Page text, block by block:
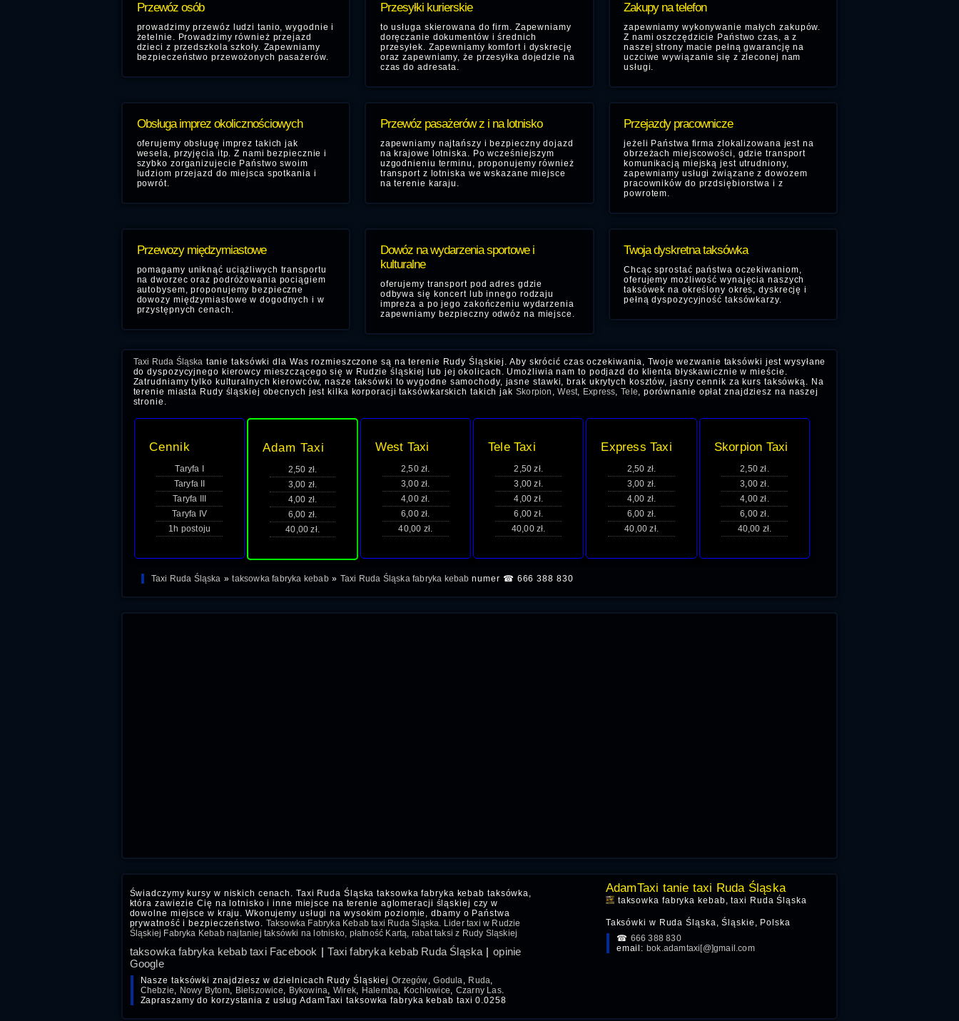
Przewóz osób
prowadzimy przewóz ludzi tanio, wygodnie i
żetelnie. Prowadzimy również przejazd
dzieci z przedszkola szkoły. Zapewniamy
bezpieczeństwo przewożonych pasażerów.
Przesyłki kurierskie
to usługa skierowana do firm. Zapewniamy
doręczanie dokumentów i średnich
przesyłek. Zapewniamy komfort i dyskrecję
oraz zapewniamy, że przesyłka dojedzie na
czas do adresata.
Zakupy na telefon
zapewniamy wykonywanie małych zakupów.
Z nami oszczędzicie Państwo czas, a z
naszej strony macie pełną gwarancję na
uczciwe wywiązanie się z zleconej nam
usługi.
Obsługa imprez okolicznościowych
oferujemy obsługę imprez takich jak
wesela, przyjęcia itp. Z nami bezpiecznie i
szybko zorganizujecie Państwo swoim
ludziom przejazd do miejsca spotkania i
powrót.
Przewóz pasażerów z i na lotnisko
zapewniamy najtańszy i bezpieczny dojazd
na krajowe lotniska. Po wcześniejszym
uzgodnieniu terminu, proponujemy również
transport z lotniska we wskazane miejsce
na terenie karaju.
Przejazdy pracownicze
jeżeli Państwa firma zlokalizowana jest na
obrzeżach miejscowości, gdzie transport
komunikacją miejską jest utrudniony,
zapewniamy usługi związane z dowozem
pracowników do przdsiębiorstwa i z
powrotem.
Przewozy międzymiastowe
pomagamy uniknąć uciążliwych transportu
na dworzec oraz podróżowania pociągiem
autobysem, proponujemy bezpieczne
dowozy międzymiastowe w dogodnych i w
przystępnych cenach.
Dowóz na wydarzenia sportowe i
kulturalne
oferujemy transport pod adres gdzie
odbywa się koncert lub innego rodzaju
impreza a po jego zakończeniu wydarzenia
zapewniamy bezpieczny odwóz na miejsce.
Twoja dyskretna taksówka
Chcąc sprostać państwa oczekiwaniom,
oferujemy możliwość wynajęcia naszych
taksówek na określony okres, dyskrecję i
pełną dyspozycyjność taksówkarzy.
Taxi Ruda Śląska tanie taksówki dla Was rozmieszczone są na terenie Rudy Śląskiej. Aby skrócić czas oczekiwania, Twoje wezwanie taksówki jest wysyłane
do dyspozycyjnego kierowcy mieszczącego się w Rudzie śląskiej lub jej okolicach. Umożliwia nam to podjazd do klienta błyskawicznie w mieście.
Zatrudniamy tylko kulturalnych kierowców, nasze taksówki to wygodne samochody, jasne stawki, brak ukrytych kosztów, jasny cennik za kurs taksówką. Na
terenie miasta Rudy śląskiej obecnych jest kilka korporacji taksówkarskich takich jak Skorpion ,West, Express,Tele, porównanie opłat znajdziesz na naszej
stronie.
Cennik
Taryfa I
Taryfa II
Taryfa III
Taryfa IV
1h postoju
Adam Taxi
2,50 zł.
3,00 zł.
4,00 zł.
6,00 zł.
40,00 zł.
West Taxi
2,50 zł.
3,00 zł.
4,00 zł.
6,00 zł.
40,00 zł.
Tele Taxi
2,50 zł.
3,00 zł.
4,00 zł.
6,00 zł.
40,00 zł.
Express Taxi
2,50 zł.
3,00 zł.
4,00 zł.
6,00 zł.
40,00 zł.
Skorpion Taxi
2,50 zł.
3,00 zł.
4,00 zł.
6,00 zł.
40,00 zł.
Taxi Ruda Śląska »taksowka fabryka kebab» Taxi Ruda Śląska fabryka kebab numer ☎ 666 388 830
Świadczymy kursy w niskich cenach. Taxi Ruda Śląska taksowka fabryka kebab taksówka,
która zawiezie Cię na lotnisko i inne miejsce na terenie aglomeracji śląskiej czy w
dowolne miejsce w kraju. Wkonujemy usługi na wysokim poziomie, dbamy o Państwa
prywatność i bezpieczeństwo. Taksowka Fabryka Kebab taxi Ruda Śląska. Lider taxi w Rudzie
Śląskiej Fabryka Kebab najtaniej taksówki na lotnisko, płatność Kartą, rabat taksi z Rudy Sląskiej
taksowka fabryka kebab taxi Facebook |Taxi fabryka kebab Ruda Śląska |opinie
Google
Nasze taksówki znajdziesz w dzielnicach Rudy ŚląskiejOrzegów,Godula, Ruda,
Chebzie, Nowy Bytom, Bielszowice, Bykowina, Wirek, Halemba, Kochłowice, Czarny Las.
Zapraszamy do korzystania z usług AdamTaxi taksowka fabryka kebab taxi 0.0258
AdamTaxi tanie taxi Ruda Śląska
taksowka fabryka kebab, taxi Ruda Śląska
Taksówki w Ruda Śląska, Śląskie, Polska
☎ 666 388 830
email: bok.adamtaxi[@]gmail.com